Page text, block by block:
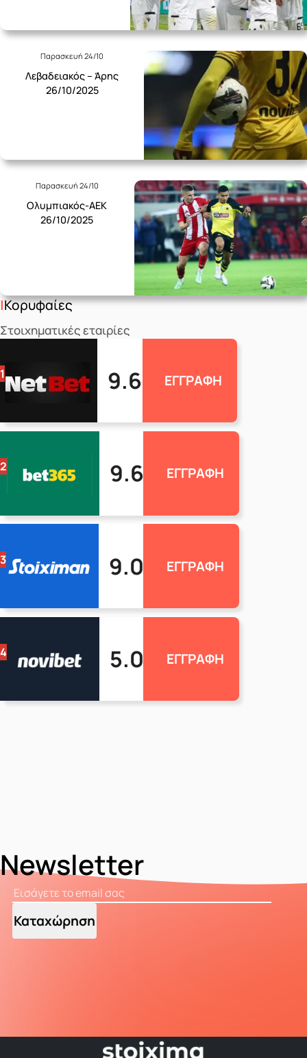
Παρασκευή 24/10
Λεβαδειακός – Άρης
26/10/2025
Παρασκευή 24/10
Ολυμπιακός-ΑΕΚ
26/10/2025
Κορυφαίες
Στοιχηματικές εταιρίες
1 9.6 ΕΓΓΡΑΦΗ
2 9.6 ΕΓΓΡΑΦΗ
3 9.0 ΕΓΓΡΑΦΗ
4 5.0 ΕΓΓΡΑΦΗ
Newsletter
Καταχώρηση